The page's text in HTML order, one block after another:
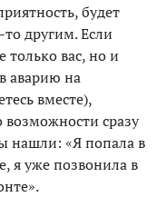
будет
другим. Если
только вас, но и
аварию на
вместе),
возможности сразу
нашли: «Я попала в
я уже позвонила в